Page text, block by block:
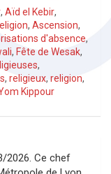
, Aïd el Kebir,
, Ascension,
d'absence,
, Fête de Wesak,
,
, religieux, religion,
Kippour
2026. Ce chef